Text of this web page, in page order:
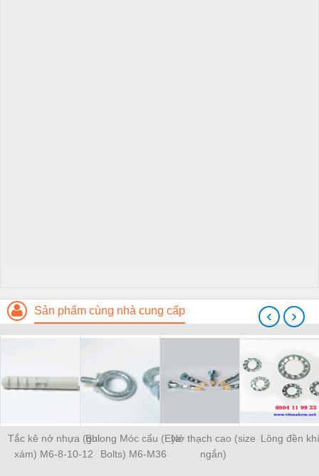
Sản phẩm cùng nhà cung cấp
Tắc kê nở nhựa (ghi
xám) M6-8-10-12
Bulong Móc cẩu (Eye
Bolts) M6-M36
Nở thạch cao (size
ngắn)
Lông đền
‹ ›